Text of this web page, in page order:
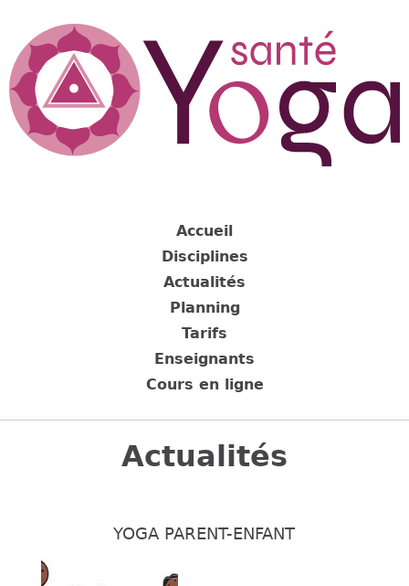
navigation
Back
Actualités
YOGA PARENT-ENFANT
Accueil
Disciplines
Actualités
Planning
Tarifs
Enseignants
Cours en ligne